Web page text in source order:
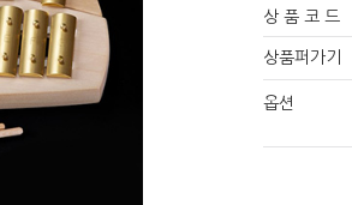
상 품 코 드
상품퍼가기
옵션